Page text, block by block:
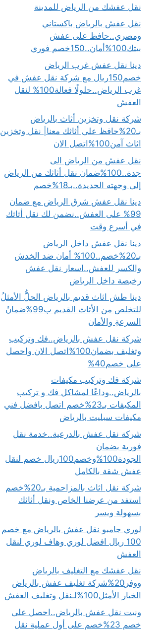
نقل عفشك من الرياض للمدينة
نقل عفش بالرياض باكستاني
ومصري..حافظ على عفش
بيتك100%أمان..150خصم فوري
دينا نقل عفش غرب الرياض
خصم150ريال مع شركة نقل عفش في
غرب الرياض..حلولًا فعالة100% لنقل
العفش
شركة نقل وتخزين أثاث بالرياض
بـ20%حافظ على أثاثك معنا| نقل وتخزين
اثاث آمن100%اتصل الان
نقل عفش من الرياض الى
جدة..100%ضمان نقل أثاثك من الرياض
إلى وجهته الجديدة..بـ18%خصم
دينا نقل عفش شرق الرياض مع ضمان
99% على العفش..نضمن لك نقل أثاثك
في أسرع وقت
دينا نقل عفش داخل الرياض
بـ20%خصم..100% أمان ضد الخدش
والكسر للعفش..اسعار نقل عفش
رخيصة داخل الرياض
دينا طش اثاث قديم بالرياض الحلُّ الأمثلُ
للتخلص من الأثاث القديم ب99%ضمانُ
السرعةِ والأمان
شركة نقل عفش بالرياض..فك وتركيب
وتغليف بضمان100%اتصل الان واحصل
على خصم40%
شركة فك وتركيب مكيفات
بالرياض..وداعًا لمشاكل فك و تركيب
المكيفات بـ23%خصم اتصل بافضل فني
مكيفات سبليت بالرياض
شركة نقل عفش بالدرعية..خدمة نقل
فورية بضمان
الجودة100%وخصم100ريال خصم لنقل
عفش شقة بالكامل
شركة نقل اثاث بالمزاحمية بـ20%خصم
استفد من عرضنا الخاص ونقل أثاثك
بسهولة ويسر
لوري جامبو نقل عفش بالرياض مع خصم
100 ريال افضل لوري وهاف لوري لنقل
العفش
نقل عفشك مع التغليف بالرياض
ووفر20%شركة تغليف عفش بالرياض
الخيار الأمثل100%لـنقل وتغليف العفش
ونيت نقل عفش بالرياض..احصل على
خصم 23%خصم على أول عملية نقل